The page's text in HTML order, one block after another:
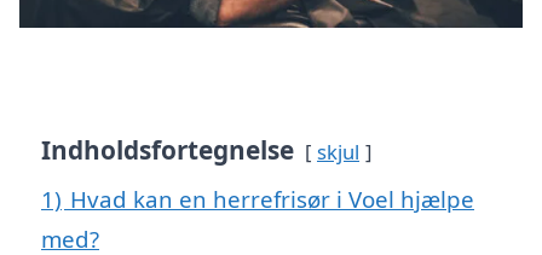
Indholdsfortegnelse skjul
1) Hvad kan en herrefrisør i Voel hjælpe
med?